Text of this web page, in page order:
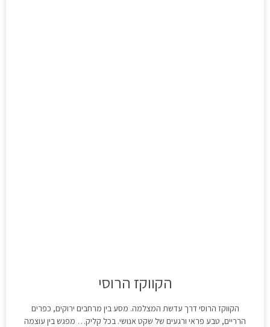
הקווקז הרוסי
הקווקז הרוסי דרך עדשת המצלמה. מסע בין מרחבים ירוקים, כפרים
הרריים, טבע פראי ורגעים של שקט אנושי. בכל קליק… מפגש בין עוצמה